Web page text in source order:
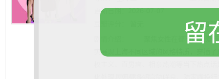
更新日期：2026-07-07
豆瓣短评
聚焦女性在都市的恋爱与
实展现上海不同区域的风格特质，穿插
留